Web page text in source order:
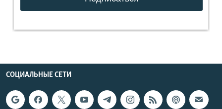
СОЦИАЛЬНЫЕ СЕТИ